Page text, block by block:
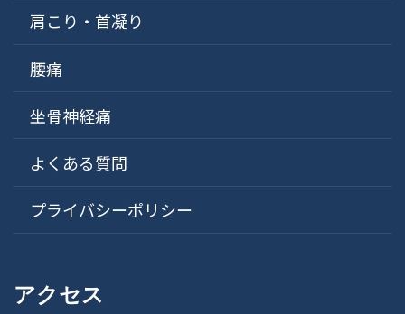
肩こり・首凝り
腰痛
坐骨神経痛
よくある質問
プライバシーポリシー
アクセス